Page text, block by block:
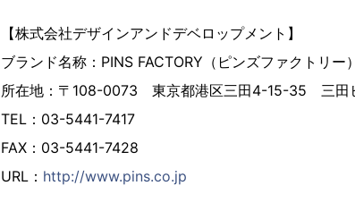
【株式会社デザインアンドデベロップメント】
ブランド名称：PINS FACTORY（ピンズファクトリー）
所在地：〒108-0073 東京都港区三田4-15-35 三田
TEL：03-5441-7417
FAX：03-5441-7428
URL： http://www.pins.co.jp